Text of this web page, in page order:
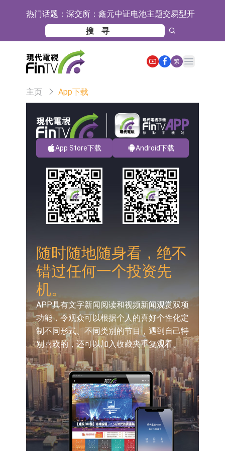
热门话题： 深交所：鑫元中证电池主题交易型开
放式指数证券投资基金8月12日上市
交易
通天酒业(00389.HK)停牌
深交所：晶合集成(02249.HK)获调入
港股通标的证券名单
和光智成完成天使轮数千万融资
10年期港元特区政府机构债券将于
2026年8月12日透过重开进行投标
5年期港元特区政府机构债券将于
2026年8月12日透过重开进行投标
1年期港元隔夜平均指数挂钩债券将
于2026年8月12日进行投标
香港证监会就中国糖果前高管的失当
行为取得13年取消资格令
【异动股】港股跌幅榜前十，融信中
国(03301.HK)跌38.98%，德信服务集
团(02215.HK)跌35.71%
【异动股】港股涨幅榜前十，生物系
统工程股权(02902.HK)涨+218.75%，
地纬智能：暂未开展对外的语料商业
PCB、电子元器件等电子及机械产业
链一站式研发智造服务
工信部：鼓励民爆企业依法依规实施
重组整合
工信部：到2030年形成3-5家具有较
强国际运营能力的大型民爆企业集团
因美纳：首批由中国生产制造基地生
产的本土化产品完成客户交付
鲁阳节能：公司汽车衬垫 CCMAX、
E2K、HBD系列产品已实现量产销售
日韩股市收盘双双下挫
北京君正：预计后续仍将主要采用季
度调价的模式
【异动股】港股跌幅榜前十，智傲控
股(08282.HK)跌16.39%，中国智能健
康(00348.HK)跌14.81%
【异动股】港股涨幅榜前十，帝国科
技集团股权(02993.HK)涨+140.00%，
拿森科技(02261.HK)涨+77.54%
繁
Open main menu
主页 App下载
App Store下载 Android下载
随时随地随身看，绝不
错过任何一个投资先
机。
APP具有文字新闻阅读和视频新闻观赏双项
功能，令观众可以根据个人的喜好个性化定
制不同形式、不同类别的节目，遇到自己特
别喜欢的，还可以加入收藏夹重复观看。